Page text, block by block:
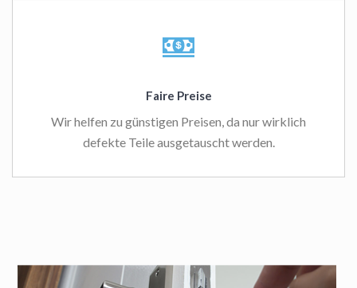
Faire Preise
Wir helfen zu günstigen Preisen, da nur wirklich
defekte Teile ausgetauscht werden.